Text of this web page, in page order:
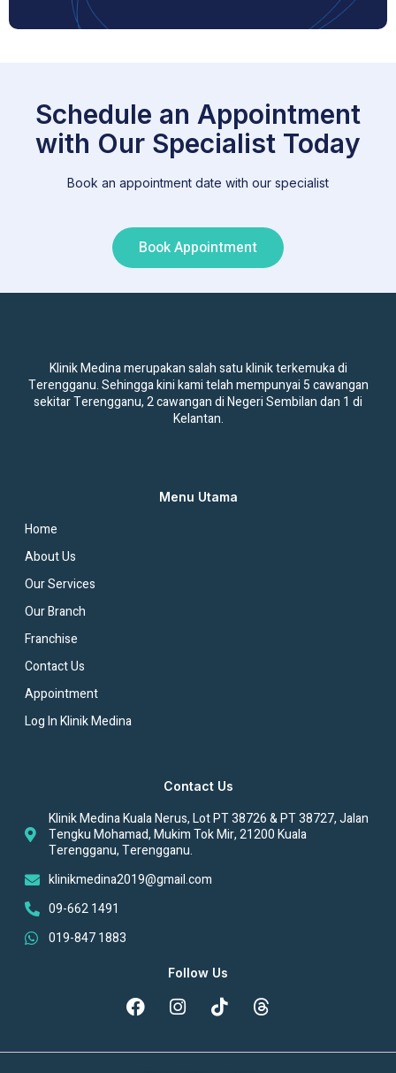
Schedule an Appointment
with Our Specialist Today
Book an appointment date with our specialist
Book Appointment
Klinik Medina merupakan salah satu klinik terkemuka di
Terengganu. Sehingga kini kami telah mempunyai 5 cawangan
sekitar Terengganu, 2 cawangan di Negeri Sembilan dan 1 di
Kelantan.
Menu Utama
Home
About Us
Our Services
Our Branch
Franchise
Contact Us
Appointment
Log In Klinik Medina
Contact Us
Klinik Medina Kuala Nerus, Lot PT 38726 & PT 38727, Jalan
Tengku Mohamad, Mukim Tok Mir, 21200 Kuala
Terengganu, Terengganu.
klinikmedina2019@gmail.com
09-662 1491
019-847 1883
Follow Us